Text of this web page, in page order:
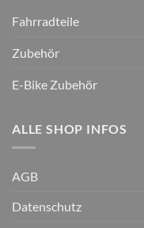
Fahrradteile
Zubehör
E-Bike Zubehör
ALLE SHOP INFOS
AGB
Datenschutz